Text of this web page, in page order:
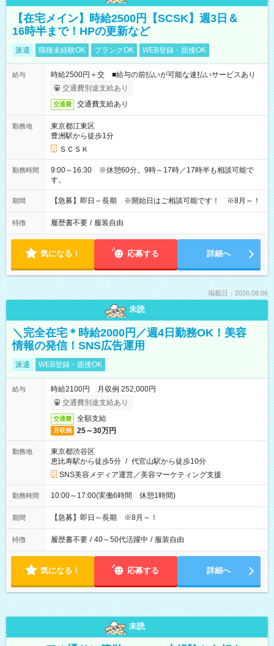
【在宅メイン】時給2500円【SCSK】週3日＆
16時半まで！HPの更新など
派遣 職種未経験OK ブランクOK WEB登録・面接OK
給与
時給2500円＋交 ■給与の前払いが可能な速払いサービスあり
交通費別途支給あり
交通費 交通費支給あり
勤務地
東京都江東区
豊洲駅から徒歩1分
ＳＣＳＫ
勤務時間
9:00～16:30 ※休憩60分。9時～17時／17時半も相談可能で
す。
期間 【急募】即日～長期 ※開始日はご相談可能です！ ※8月～！
特徴 履歴書不要 / 服装自由
気になる！ 応募する 詳細へ
掲載日：2026.08.06
未読
＼完全在宅＊時給2000円／週4日勤務OK！美容
情報の発信！SNS広告運用
派遣 WEB登録・面接OK
給与
時給2100円 月収例 252,000円
交通費別途支給あり
交通費 全額支給
月収例 25～30万円
勤務地
東京都渋谷区
恵比寿駅から徒歩5分 / 代官山駅から徒歩10分
SNS美容メディア運営／美容マーケティング支援
勤務時間 10:00～17:00(実働6時間 休憩1時間)
期間 【急募】即日～長期 ※8月～！
特徴 履歴書不要 / 40～50代活躍中 / 服装自由
気になる！ 応募する 詳細へ
未読